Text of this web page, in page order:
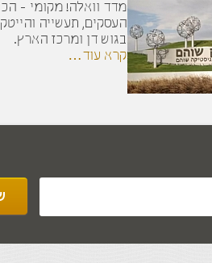
מדד וואלה! מקומי -
העסקים, תעשייה
בגוש דן ומרכז הארץ.
קרא עוד…